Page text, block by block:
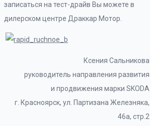
записаться на тест-драйв Вы можете в
дилерском центре Драккар Мотор.
Ксения Сальникова
руководитель направления развития
и продвижения марки SKODA
г. Красноярск, ул. Партизана Железняка,
46а, стр.2